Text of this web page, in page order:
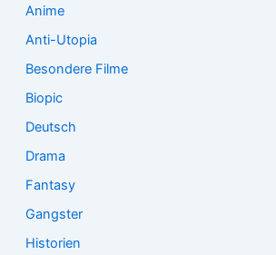
Anime
Anti-Utopia
Besondere Filme
Biopic
Deutsch
Drama
Fantasy
Gangster
Historien